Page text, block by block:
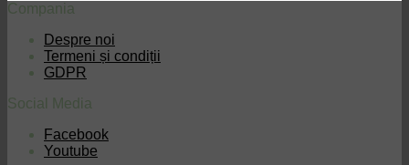
Compania
Despre noi
Termeni și condiții
GDPR
Social Media
Facebook
Youtube